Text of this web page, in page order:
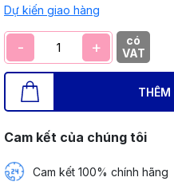
Dự kiến giao hàng
- +
có
VAT
THÊM
Cam kết của chúng tôi
Cam kết 100% chính hãng